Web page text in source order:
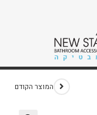
המוצר הקודם